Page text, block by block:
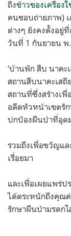
ถึงข้าวของเครื่อง
คนชอบถ่ายภาพ)
ต่างๆ ยังคงตั้งอยู่
วันที่ 1 กันยายน พ
‘บ้านพัก สืบ นาคะ
สถานสืบนาคะเสถี
สถานที่ซึ่งสร้างเพื่
อดีตหัวหน้าเขตรั
ปกป้องผืนป่าที่อุด
รวมถึงเพื่อขวัญแล
เรื่อยมา
และเพื่อเผยแพร่
ได้ตระหนักถึงคุณ
รักษาผืนป่ามรดก